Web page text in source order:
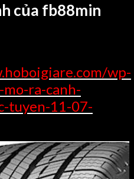
của fb88min
wp-
ra-canh-
tuyen-11-07-